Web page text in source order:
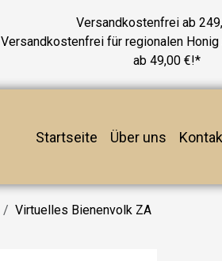
Versandkostenfrei ab
Versandkostenfrei für regionalen
ab 49,00 €!*
Startseite Über uns
Virtuelles Bienenvolk ZA